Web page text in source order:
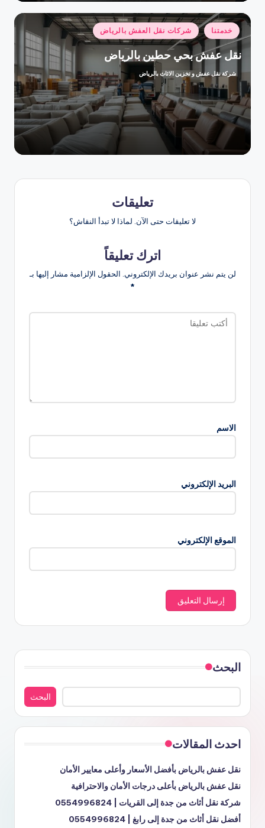
نُشر
في
خدمتنا شركات نقل العفش بالرياض
نقل عفش بحي حطين بالرياض
تمّ
النشر
بواسطة
شركة نقل عفش و تخزين الاثاث بالرياض
تعليقات
لا تعليقات حتى الآن. لماذا لا تبدأ النقاش؟
اترك تعليقاً
لن يتم نشر عنوان بريدك الإلكتروني. الحقول الإلزامية مشار إليها بـ
*
الاسم
البريد الإلكتروني
الموقع الإلكتروني
البحث
البحث
احدث المقالات
نقل عفش بالرياض بأفضل الأسعار وأعلى معايير الأمان
نقل عفش بالرياض بأعلى درجات الأمان والاحترافية
شركة نقل أثاث من جدة إلى القريات | 0554996824
أفضل نقل أثاث من جدة إلى رابغ | 0554996824